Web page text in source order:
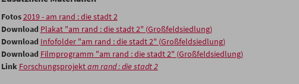
Fotos2019 - am rand : die stadt 2
Download Plakat "am rand : die stadt 2" (Großfeldsiedlung)
Download Infofolder "am rand : die stadt 2" (Großfeldsiedlung)
Download Filmprogramm "am rand : die stadt 2" (Großfeldsiedlung)
Link Forschungsprojektam rand : die stadt 2